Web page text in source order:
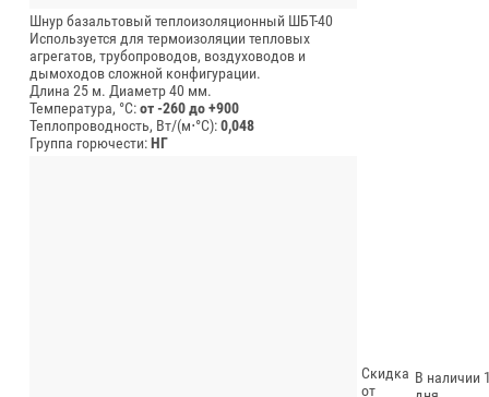
Шнур базальтовый теплоизоляционный ШБТ-40
Используется для термоизоляции тепловых
агрегатов, трубопроводов, воздуховодов и
дымоходов сложной конфигурации.
Длина 25 м. Диаметр 40 мм.
Температура, °C:от -260 до +900
Теплопроводность, Вт/(м⋅°С):0,048
Группа горючести:НГ
Скидка
от
В наличии